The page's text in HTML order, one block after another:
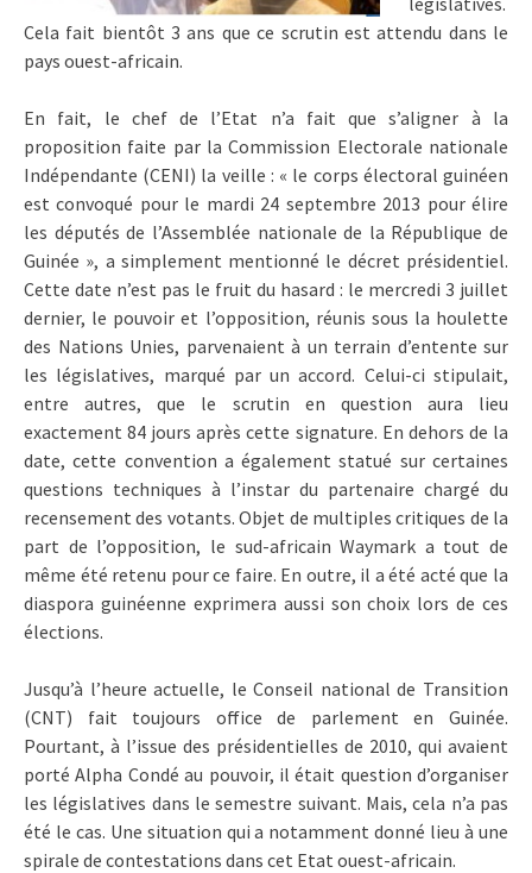
Cela fait bientôt 3 ans que ce scrutin est attendu dans le
pays ouest-africain.
En fait, le chef de l’Etat n’a fait que s’aligner à la
proposition faite par la Commission Electorale nationale
Indépendante (CENI) la veille : « le corps électoral guinéen
est convoqué pour le mardi 24 septembre 2013 pour élire
les députés de l’Assemblée nationale de la République de
Guinée », a simplement mentionné le décret présidentiel.
Cette date n’est pas le fruit du hasard : le mercredi 3 juillet
dernier, le pouvoir et l’opposition, réunis sous la houlette
des Nations Unies, parvenaient à un terrain d’entente sur
les législatives, marqué par un accord. Celui-ci stipulait,
entre autres, que le scrutin en question aura lieu
exactement 84 jours après cette signature. En dehors de la
date, cette convention a également statué sur certaines
questions techniques à l’instar du partenaire chargé du
recensement des votants. Objet de multiples critiques de la
part de l’opposition, le sud-africain Waymark a tout de
même été retenu pour ce faire. En outre, il a été acté que la
diaspora guinéenne exprimera aussi son choix lors de ces
élections.
Jusqu’à l’heure actuelle, le Conseil national de Transition
(CNT) fait toujours office de parlement en Guinée.
Pourtant, à l’issue des présidentielles de 2010, qui avaient
porté Alpha Condé au pouvoir, il était question d’organiser
les législatives dans le semestre suivant. Mais, cela n’a pas
été le cas. Une situation qui a notamment donné lieu à une
spirale de contestations dans cet Etat ouest-africain.